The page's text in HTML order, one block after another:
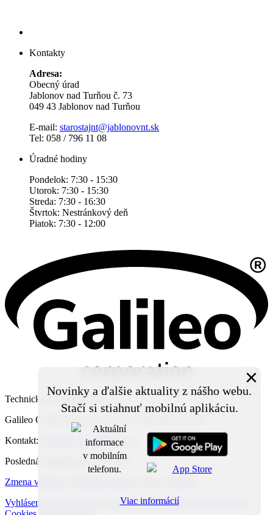
Novinky a ďalšie aktuality z nášho webu.
Stačí si stiahnuť mobilnú aplikáciu.
×
Viac informácií
Kontakty
Adresa:
Obecný úrad
Jablonov nad Turňou č. 73
049 43 Jablonov nad Turňou
E-mail: starostajnt@jablonovnt.sk
Tel: 058 / 796 11 08
Úradné hodiny
Pondelok: 7:30 - 15:30
Utorok: 7:30 - 15:30
Streda: 7:30 - 16:30
Štvrtok: Nestránkový deň
Piatok: 7:30 - 12:00
Technický prevádzkovateľ:
Galileo Corporation s.r.o., Čierna Voda 468, 925 06
Kontakt:
Galileo Corporation s.r.o.
Posledná aktualizácia: 4. 8. 2026
Zmena vzhľadu
Vyhlásenie o prístupnosti
Za obsah zodpovedá správca obsahu